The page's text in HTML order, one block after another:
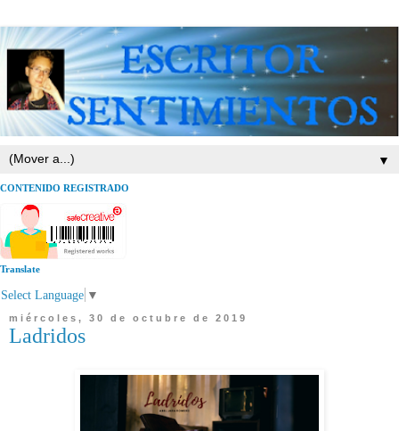
▼
CONTENIDO REGISTRADO
Translate
Select Language ▼
miércoles, 30 de octubre de 2019
Ladridos